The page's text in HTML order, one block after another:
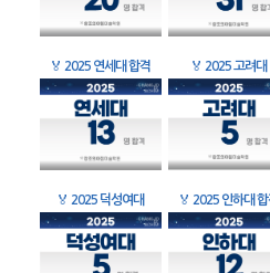
🏅 2025 연세대 합격 🏅 2025 고려대
🏅 2025 덕성여대 🏅 2025 인하대 합